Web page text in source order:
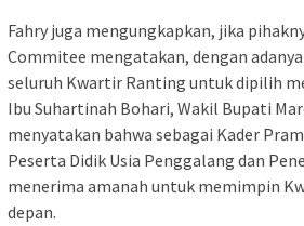
Fahry juga mengungkapkan, jika
Commitee mengatakan, dengan
seluruh Kwartir Ranting untuk dipilih
Ibu Suhartinah Bohari, Wakil Bupati
menyatakan bahwa sebagai Kader
Peserta Didik Usia Penggalang dan
menerima amanah untuk memimpin
depan.